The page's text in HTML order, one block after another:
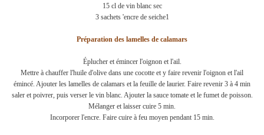
15 cl de vin blanc sec
3 sachets 'encre de seiche1
Préparation des lamelles de calamars
Éplucher et émincer l'oignon et l'ail.
Mettre à chauffer l'huile d'olive dans une cocotte et y faire revenir l'oignon et l'ail
émincé. Ajouter les lamelles de calamars et la feuille de laurier. Faire revenir 3 à 4 min
saler et poivrer, puis verser le vin blanc. Ajouter la sauce tomate et le fumet de poisson.
Mélanger et laisser cuire 5 min.
Incorporer l'encre. Faire cuire à feu moyen pendant 15 min.